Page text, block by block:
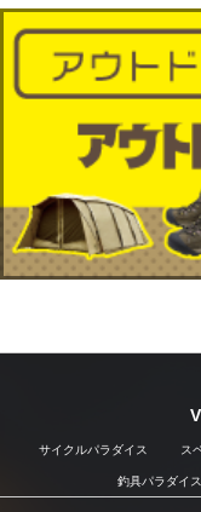
サイクルパラダイス ス
釣具パラダイス